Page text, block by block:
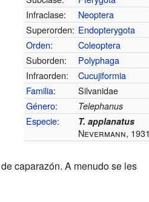
Infraclase:
Neoptera
Superorden: Endopterygota
Orden:
Coleoptera
Suborden:
Polyphaga
Infraorden:
Cucujiformia
Familia:
Silvanidae
Género: Telephanus
Especie: T. applanatus
Nevermann, 1931
caparazón. A menudo se les